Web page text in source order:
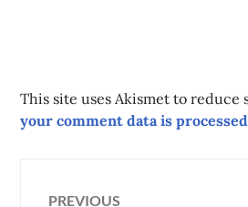
This site uses Akismet to reduce
your comment data is
Post
PREVIOUS